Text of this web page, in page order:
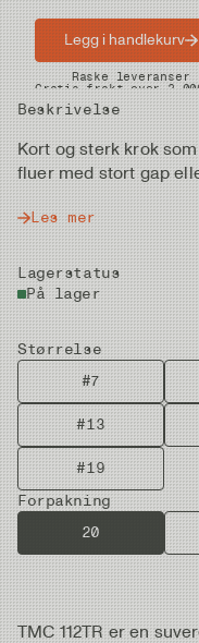
Pris
Artikkelnummer
Beskrivelse
Kort og sterk krok
fluer med stort gap
Les mer
Lagerstatus
På lager
Størrelse
#7
#13
#19
Forpakning
20
Legg i handlekurv
Raske leveranser
Gratis frakt over
TMC 112TR er en